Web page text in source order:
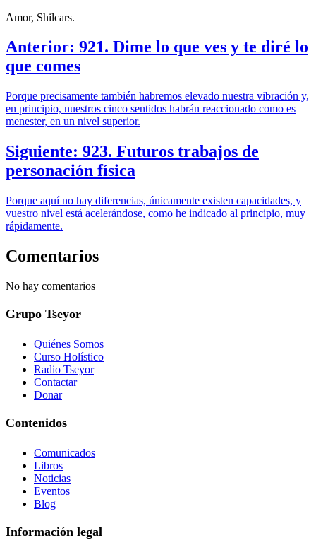
Amor, Shilcars.
Anterior: 921. Dime lo que ves y te diré lo
que comes
Porque precisamente también habremos elevado nuestra vibración y,
en principio, nuestros cinco sentidos habrán reaccionado como es
menester, en un nivel superior.
Siguiente: 923. Futuros trabajos de
personación física
Porque aquí no hay diferencias, únicamente existen capacidades, y
vuestro nivel está acelerándose, como he indicado al principio, muy
rápidamente.
Comentarios
No hay comentarios
Grupo Tseyor
Quiénes Somos
Curso Holístico
Radio Tseyor
Contactar
Donar
Contenidos
Comunicados
Libros
Noticias
Eventos
Blog
Información legal